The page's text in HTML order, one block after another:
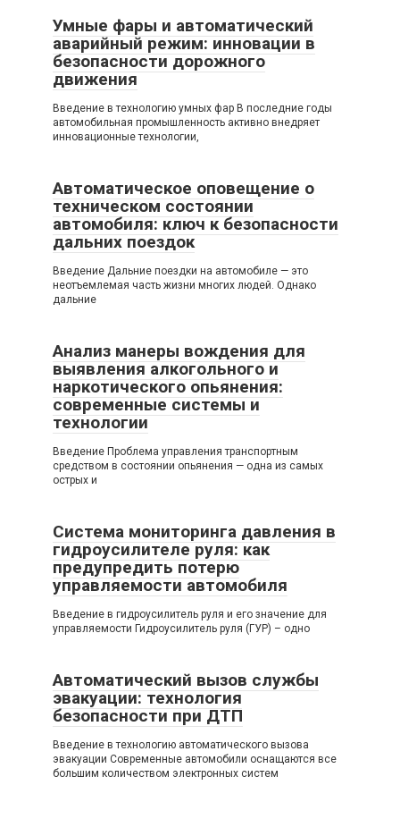
Умные фары и автоматический
аварийный режим: инновации в
безопасности дорожного
движения
Введение в технологию умных фар В последние годы
автомобильная промышленность активно внедряет
инновационные технологии,
Автоматическое оповещение о
техническом состоянии
автомобиля: ключ к безопасности
дальних поездок
Введение Дальние поездки на автомобиле — это
неотъемлемая часть жизни многих людей. Однако
дальние
Анализ манеры вождения для
выявления алкогольного и
наркотического опьянения:
современные системы и
технологии
Введение Проблема управления транспортным
средством в состоянии опьянения — одна из самых
острых и
Система мониторинга давления в
гидроусилителе руля: как
предупредить потерю
управляемости автомобиля
Введение в гидроусилитель руля и его значение для
управляемости Гидроусилитель руля (ГУР) – одно
Автоматический вызов службы
эвакуации: технология
безопасности при ДТП
Введение в технологию автоматического вызова
эвакуации Современные автомобили оснащаются все
большим количеством электронных систем